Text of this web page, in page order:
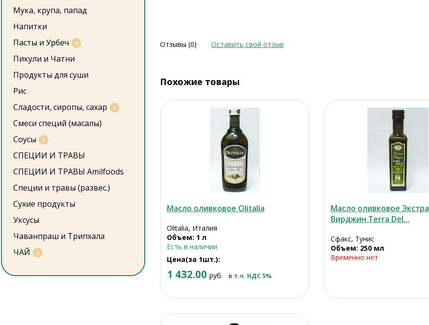
Мука, крупа, папад
Напитки
Пасты и Урбеч
Пикули и Чатни
Продукты для суши
Рис
Сладости, сиропы, сахар
Смеси специй (масалы)
Соусы
СПЕЦИИ И ТРАВЫ
СПЕЦИИ И ТРАВЫ Amilfoods
Специи и травы (развес.)
Сухие продукты
Уксусы
Чаванпраш и Трипхала
ЧАЙ
Отзывы (0) Оставить свой отзыв
Похожие товары
Масло оливковое Olitalia
Olitalia, Италия
Объем: 1 л
Есть в наличии
Цена(за 1шт.):
1 432.00 руб. в т.ч. НДС 5%
Масло оливковое Экстра
Вирджин Terra Del...
Сфакс, Тунис
Объем: 250 мл
Временно нет